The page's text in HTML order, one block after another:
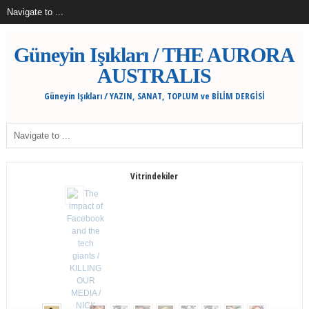
Güneyin Işıkları / THE AURORA
AUSTRALIS
Güneyin Işıkları / YAZIN, SANAT, TOPLUM ve BİLİM DERGİSİ
Vitrindekiler